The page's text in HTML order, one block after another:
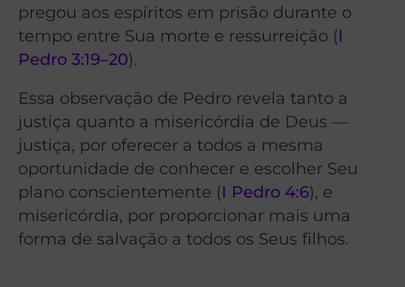
pregou aos espíritos em prisão durante o
tempo entre Sua morte e ressurreição (I
Pedro 3:19–20).
Essa observação de Pedro revela tanto a
justiça quanto a misericórdia de Deus —
justiça, por oferecer a todos a mesma
oportunidade de conhecer e escolher Seu
plano conscientemente (I Pedro 4:6), e
misericórdia, por proporcionar mais uma
forma de salvação a todos os Seus filhos.